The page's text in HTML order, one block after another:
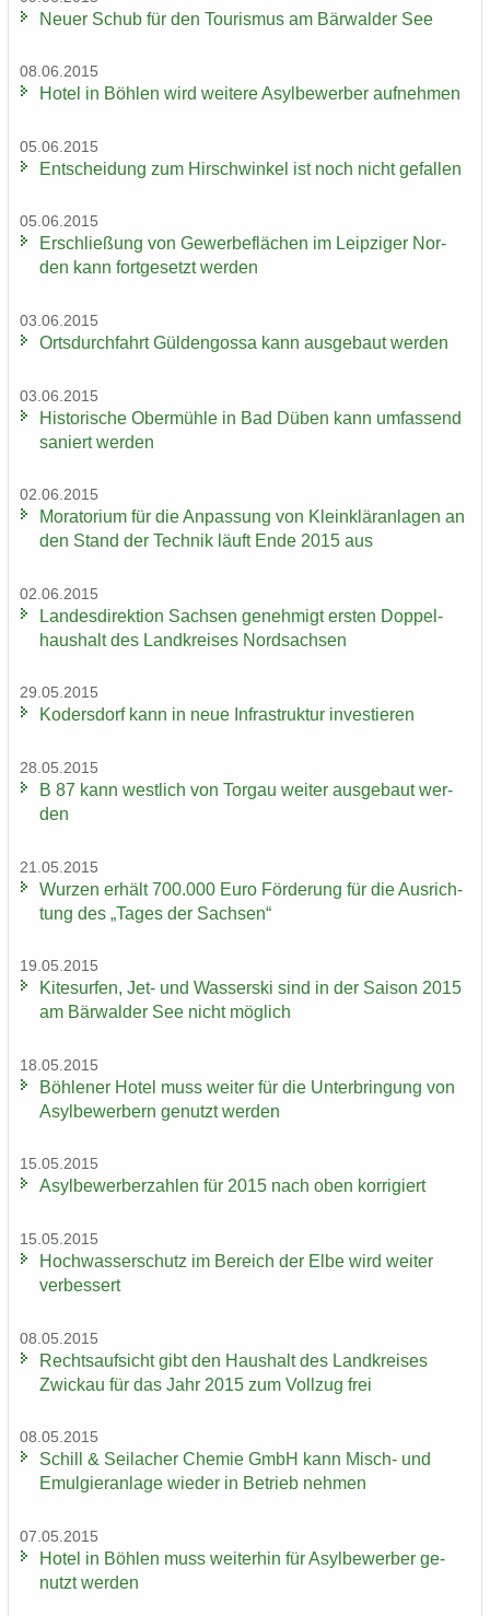
Neuer Schub für den Tou­ris­mus am Bär­wal­der See
08.06.2015
Hotel in Böh­len wird wei­te­re Asyl­be­wer­ber auf­neh­men
05.06.2015
Ent­schei­dung zum Hirsch­win­kel ist noch nicht ge­fal­len
05.06.2015
Er­schlie­ßung von Ge­wer­be­flä­chen im Leip­zi­ger Nor­
den kann fort­ge­setzt wer­den
03.06.2015
Orts­durch­fahrt Gül­den­gos­sa kann aus­ge­baut wer­den
03.06.2015
His­to­ri­sche Ober­müh­le in Bad Düben kann um­fas­send
sa­niert wer­den
02.06.2015
Mo­ra­to­ri­um für die An­pas­sung von Klein­klär­an­la­gen an
den Stand der Tech­nik läuft Ende 2015 aus
02.06.2015
Lan­des­di­rek­ti­on Sach­sen ge­neh­migt ers­ten Dop­pel­
haus­halt des Land­krei­ses Nord­sach­sen
29.05.2015
Ko­ders­dorf kann in neue In­fra­struk­tur in­ves­tie­ren
28.05.2015
B 87 kann west­lich von Tor­gau wei­ter aus­ge­baut wer­
den
21.05.2015
Wur­zen er­hält 700.000 Euro För­de­rung für die Aus­rich­
tung des „Tages der Sach­sen“
19.05.2015
Ki­te­sur­fen, Jet- und Was­ser­ski sind in der Sai­son 2015
am Bär­wal­der See nicht mög­lich
18.05.2015
Böh­le­ner Hotel muss wei­ter für die Un­ter­brin­gung von
Asyl­be­wer­bern ge­nutzt wer­den
15.05.2015
Asyl­be­wer­ber­zah­len für 2015 nach oben kor­ri­giert
15.05.2015
Hoch­was­ser­schutz im Be­reich der Elbe wird wei­ter
ver­bes­sert
08.05.2015
Rechts­auf­sicht gibt den Haus­halt des Land­krei­ses
Zwi­ckau für das Jahr 2015 zum Voll­zug frei
08.05.2015
Schill & Seil­a­cher Che­mie GmbH kann Misch-​ und
Emul­gier­an­la­ge wie­der in Be­trieb neh­men
07.05.2015
Hotel in Böh­len muss wei­ter­hin für Asyl­be­wer­ber ge­
nutzt wer­den